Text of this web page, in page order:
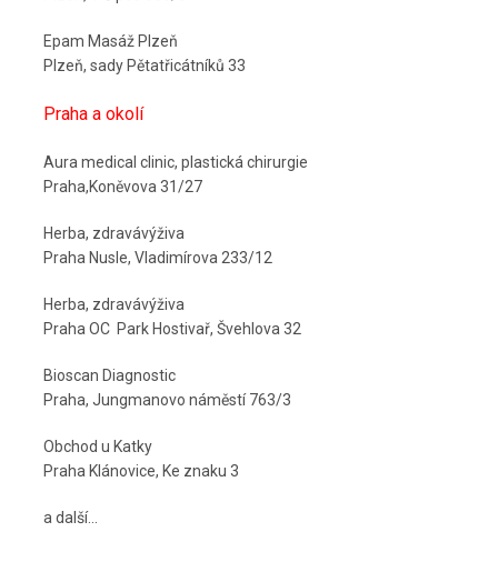
Epam Masáž Plzeň
Plzeň, sady Pětatřicátníků 33
Praha a okolí
Aura medical clinic, plastická chirurgie
Praha,Koněvova 31/27
Herba, zdravávýživa
Praha Nusle, Vladimírova 233/12
Herba, zdravávýživa
Praha OC Park Hostivař, Švehlova 32
Bioscan Diagnostic
Praha, Jungmanovo náměstí 763/3
Obchod u Katky
Praha Klánovice, Ke znaku 3
a další...